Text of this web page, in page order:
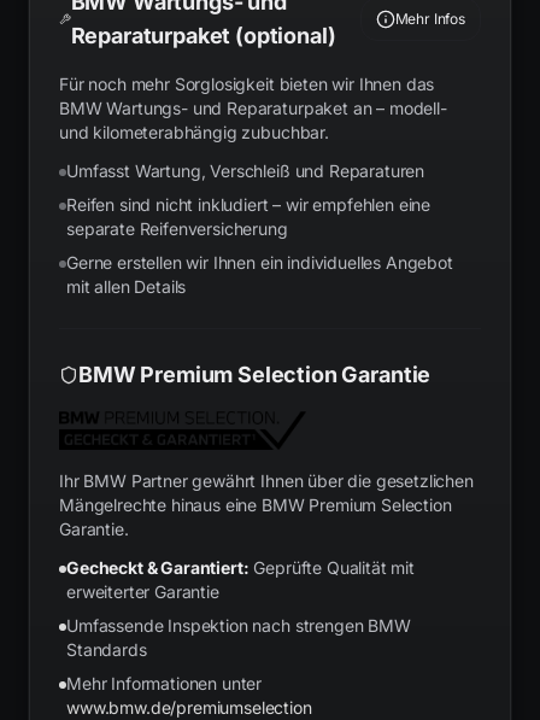
Reparaturpaket (optional)
Mehr Infos
Für noch mehr Sorglosigkeit bieten wir Ihnen das
BMW Wartungs- und Reparaturpaket an – modell-
und kilometerabhängig zubuchbar.
Umfasst Wartung, Verschleiß und Reparaturen
Reifen sind nicht inkludiert – wir empfehlen eine
separate Reifenversicherung
Gerne erstellen wir Ihnen ein individuelles Angebot
mit allen Details
BMW Premium Selection Garantie
Ihr BMW Partner gewährt Ihnen über die gesetzlichen
Mängelrechte hinaus eine BMW Premium Selection
Garantie.
Gecheckt & Garantiert: Geprüfte Qualität mit
erweiterter Garantie
Umfassende Inspektion nach strengen BMW
Standards
Mehr Informationen unter
www.bmw.de/premiumselection